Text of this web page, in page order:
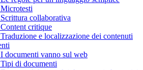
collaborativa
critique
e localizzazione dei contenuti
documenti vanno sul web
di documenti